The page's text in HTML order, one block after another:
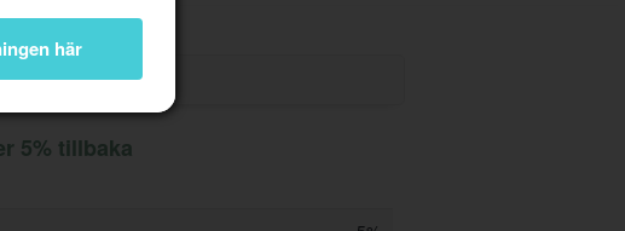
här
5% tillbaka